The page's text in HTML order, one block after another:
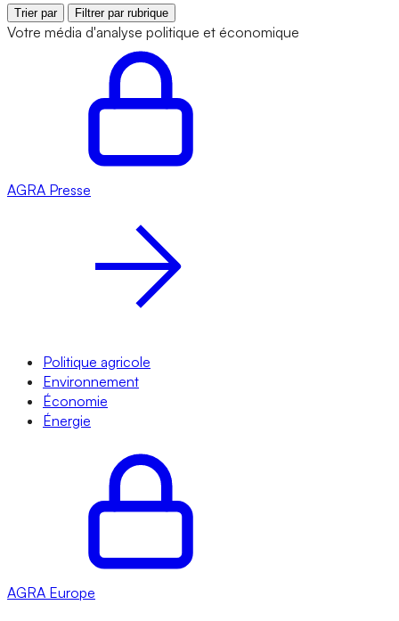
Trier par Filtrer par rubrique
Votre média d'analyse politique et économique
AGRA Presse
Politique agricole
Environnement
Économie
Énergie
AGRA Europe